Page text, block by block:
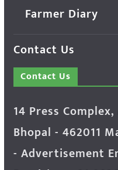
Farmer Diary
Contact Us
Contact Us
14 Press
Bhopal - 462011
- Advertisement